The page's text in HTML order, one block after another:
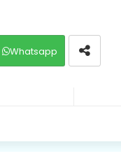
Whatsapp